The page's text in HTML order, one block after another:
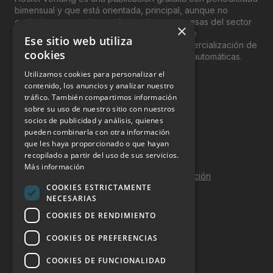
bimensual y que está orientada, principal, aunque no
exclusivamente, a los profesionales y empresas del sector
del “Vending”; nombre con el que se conoce
genéricamente entre profesionales a la comercialización de
productos y servicios a través de máquinas automáticas.
INFORMACIÓN LEGAL
Aviso Legal
Política de Privacidad
Política de Cookies
Política de calidad y seguridad de la información
Contacto
DOSSIER Y CONTRATACIÓN
×
Ese sitio web utiliza
cookies
Utilizamos cookies para personalizar el
contenido, los anuncios y analizar nuestro
tráfico. También compartimos información
sobre su uso de nuestro sitio con nuestros
socios de publicidad y análisis, quienes
pueden combinarla con otra información
que les haya proporcionado o que hayan
recopilado a partir del uso de sus servicios.
Más información
COOKIES ESTRICTAMENTE
NECESARIAS
COOKIES DE RENDIMIENTO
COOKIES DE PREFERENCIAS
COOKIES DE FUNCIONALIDAD